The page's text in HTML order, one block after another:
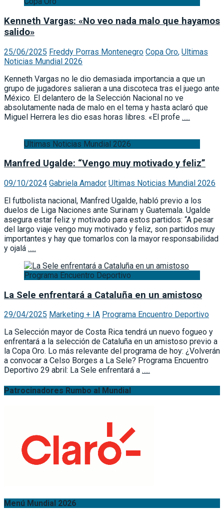
Kenneth Vargas: «No veo nada malo que hayamos
salido»
25/06/2025 Freddy Porras Montenegro Copa Oro, Ultimas
Noticias Mundial 2026
Kenneth Vargas no le dio demasiada importancia a que un
grupo de jugadores salieran a una discoteca tras el juego ante
México. El delantero de la Selección Nacional no ve
absolutamente nada de malo en el tema y hasta aclaró que
Miguel Herrera les dio esas horas libres. «El profe …..
Ultimas Noticias Mundial 2026
Manfred Ugalde: “Vengo muy motivado y feliz”
09/10/2024 Gabriela Amador Ultimas Noticias Mundial 2026
El futbolista nacional, Manfred Ugalde, habló previo a los
duelos de Liga Naciones ante Surinam y Guatemala. Ugalde
asegura estar feliz y motivado para estos partidos: “A pesar
del largo viaje vengo muy motivado y feliz, son partidos muy
importantes y hay que tomarlos con la mayor responsabilidad
y ojalá …..
Programa Encuentro Deportivo
La Sele enfrentará a Cataluña en un amistoso
29/04/2025 Marketing + IA Programa Encuentro Deportivo
La Selección mayor de Costa Rica tendrá un nuevo fogueo y
enfrentará a la selección de Cataluña en un amistoso previo a
la Copa Oro. Lo más relevante del programa de hoy: ¿Volverán
a convocar a Celso Borges a La Sele? Programa Encuentro
Deportivo 29 abril: La Sele enfrentará a …..
Patrocinadores Rumbo al Mundial
Menú Mundial 2026